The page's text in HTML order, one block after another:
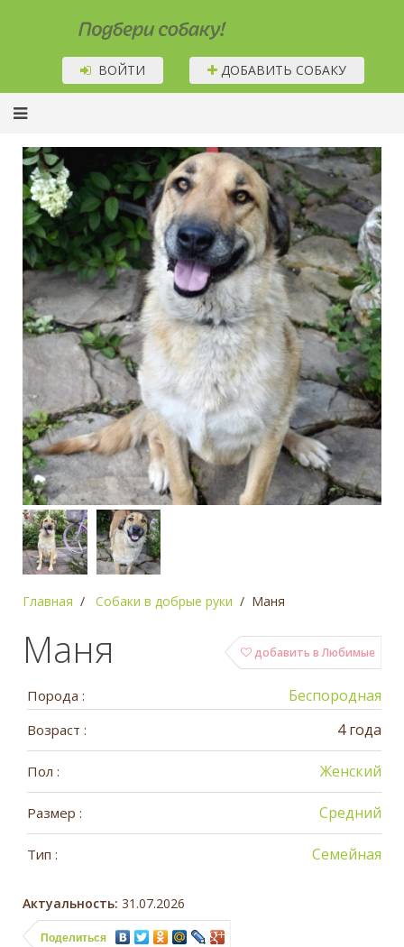
Подбери собаку!
ВОЙТИ ДОБАВИТЬ СОБАКУ
Главная Собаки в добрые руки Маня
добавить в Любимые
Маня
Порода : Беспородная
Возраст : 4 года
Пол : Женский
Размер : Средний
Тип : Семейная
Актуальность: 31.07.2026
Поделиться